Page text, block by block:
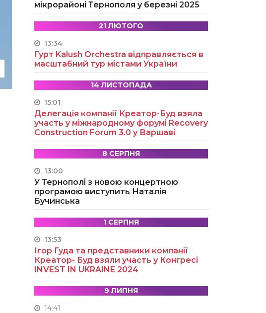
мікрорайоні Тернополя у березні 2025
21 ЛЮТОГО
13:34
Гурт Kalush Orchestra відправляється в
масштабний тур містами України
14 ЛИСТОПАДА
15:01
Делегація компанії Креатор-Буд взяла
участь у міжнародному форумі Recovery
Construction Forum 3.0 у Варшаві
8 СЕРПНЯ
13:00
У Тернополі з новою концертною
програмою виступить Наталія
Бучинська
1 СЕРПНЯ
13:53
Ігор Гуда та представники компанії
Креатор- Буд взяли участь у Конгресі
INVEST IN UKRAINE 2024
9 ЛИПНЯ
14:41